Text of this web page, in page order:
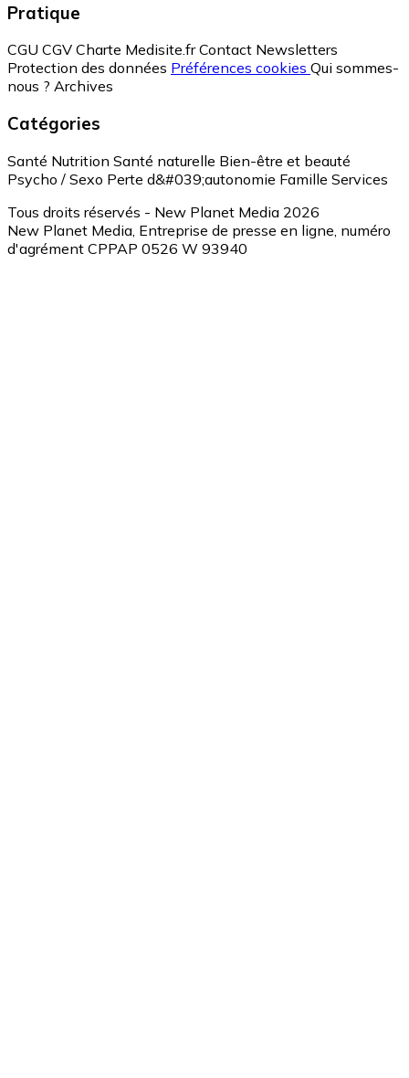
Pratique
CGU CGV Charte Medisite.fr Contact Newsletters
Protection des données Préférences cookies Qui sommes-
nous ? Archives
Catégories
Santé Nutrition Santé naturelle Bien-être et beauté
Psycho / Sexo Perte d&#039;autonomie Famille Services
Tous droits réservés - New Planet Media 2026
New Planet Media, Entreprise de presse en ligne, numéro
d'agrément CPPAP 0526 W 93940